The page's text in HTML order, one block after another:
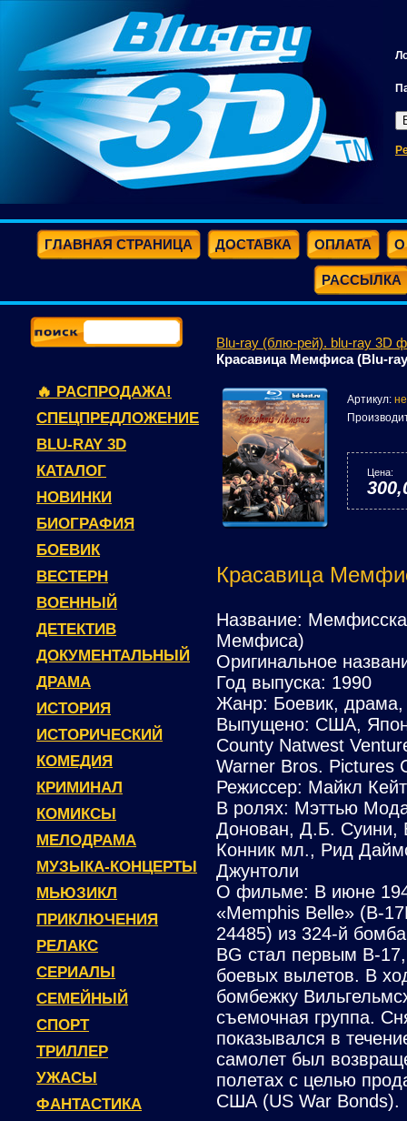
ГЛАВНАЯ СТРАНИЦА ДОСТАВКА ОПЛАТА О
РАССЫЛКА
🔥 РАСПРОДАЖА!
СПЕЦПРЕДЛОЖЕНИЕ
BLU-RAY 3D
КАТАЛОГ
НОВИНКИ
БИОГРАФИЯ
БОЕВИК
ВЕСТЕРН
ВОЕННЫЙ
ДЕТЕКТИВ
ДОКУМЕНТАЛЬНЫЙ
ДРАМА
ИСТОРИЯ
ИСТОРИЧЕСКИЙ
КОМЕДИЯ
КРИМИНАЛ
КОМИКСЫ
МЕЛОДРАМА
МУЗЫКА-КОНЦЕРТЫ
МЬЮЗИКЛ
ПРИКЛЮЧЕНИЯ
РЕЛАКС
СЕРИАЛЫ
СЕМЕЙНЫЙ
СПОРТ
ТРИЛЛЕР
УЖАСЫ
ФАНТАСТИКА
Blu-ray (блю-рей). blu-ray 3D
Красавица Мемфиса (Blu-
Артикул:
Цена:
Красавица
Название:
Мемфиса)
Оригинальное
Год выпуска: 1990
Жанр: Боевик,
Выпущено: США,
County Natwest
Warner Bros. Pictures
Режиссер: Майкл
В ролях: Мэттью
Донован, Д.Б. Суини,
Конник мл., Рид
Джунтоли
О фильме: В июне
«Memphis Belle» (B-
24485) из 324-й
BG стал первым B-
боевых вылетов. В
бомбежку
съемочная группа.
показывался в
самолет был
полетах с целью
США (US War Bonds).